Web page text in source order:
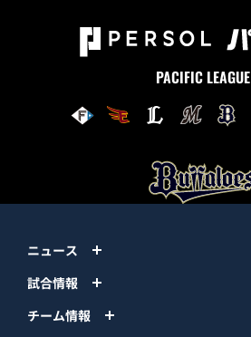
PACIFIC LEAGUE
ニュース
試合情報
チーム情報